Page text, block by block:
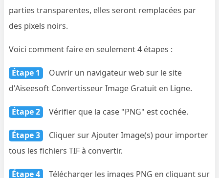
parties transparentes, elles seront remplacées par
des pixels noirs.
Voici comment faire en seulement 4 étapes :
Étape 1
Ouvrir un navigateur web sur le site
d'Aiseesoft Convertisseur Image Gratuit en Ligne.
Étape 2 Vérifier que la case "PNG" est cochée.
Étape 3
Cliquer sur Ajouter Image(s) pour importer
tous les fichiers TIF à convertir.
Étape 4 Télécharger les images PNG en cliquant sur